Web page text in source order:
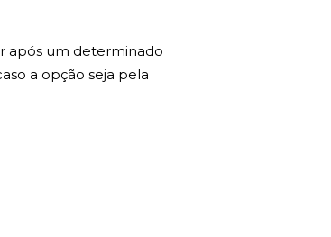
após um determinado
a opção seja pela